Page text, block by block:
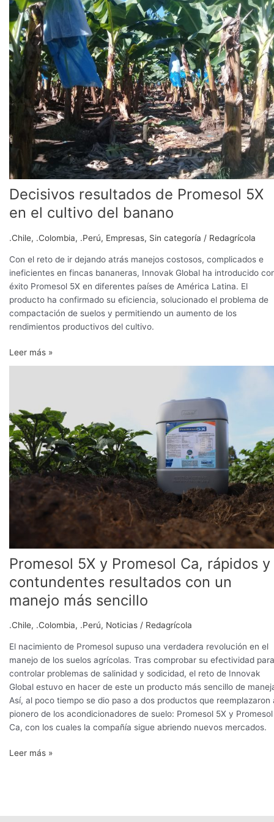
Decisivos resultados de Promesol 5X
en el cultivo del banano
.Chile, .Colombia, .Perú, Empresas, Sin categoría / Redagrícola
Con el reto de ir dejando atrás manejos costosos, complicados e
ineficientes en fincas bananeras, Innovak Global ha introducido
éxito Promesol 5X en diferentes países de América Latina. El
producto ha confirmado su eficiencia, solucionado el problema de
compactación de suelos y permitiendo un aumento de los
rendimientos productivos del cultivo.
de
Promesol
5X
en
el
cultivo
del
banano
Leer más »
Promesol 5X y Promesol Ca, rápidos y
contundentes resultados con un
manejo más sencillo
.Chile, .Colombia, .Perú, Noticias / Redagrícola
El nacimiento de Promesol supuso una verdadera revolución en el
manejo de los suelos agrícolas. Tras comprobar su efectividad para
controlar problemas de salinidad y sodicidad, el reto de Innovak
Global estuvo en hacer de este un producto más sencillo de
Así, al poco tiempo se dio paso a dos productos que reemplazaron
pionero de los acondicionadores de suelo: Promesol 5X y Promesol
Ca, con los cuales la compañía sigue abriendo nuevos mercados.
Promesol
Ca,
rápidos
y
contundentes
resultados
con
sencillo
Leer más »